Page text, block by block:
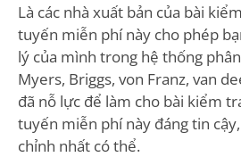
Là các nhà xuất bản của bài
tuyến miễn phí này cho phép
lý của mình trong hệ thống phân
Myers, Briggs, von Franz, van
đã nỗ lực để làm cho bài kiểm
tuyến miễn phí này đáng tin
chỉnh nhất có thể.